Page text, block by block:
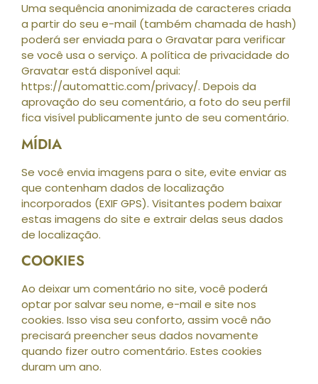
Uma sequência anonimizada de caracteres criada
a partir do seu e-mail (também chamada de hash)
poderá ser enviada para o Gravatar para verificar
se você usa o serviço. A política de privacidade do
Gravatar está disponível aqui:
https://automattic.com/privacy/. Depois da
aprovação do seu comentário, a foto do seu perfil
fica visível publicamente junto de seu comentário.
MÍDIA
Se você envia imagens para o site, evite enviar as
que contenham dados de localização
incorporados (EXIF GPS). Visitantes podem baixar
estas imagens do site e extrair delas seus dados
de localização.
COOKIES
Ao deixar um comentário no site, você poderá
optar por salvar seu nome, e-mail e site nos
cookies. Isso visa seu conforto, assim você não
precisará preencher seus dados novamente
quando fizer outro comentário. Estes cookies
duram um ano.